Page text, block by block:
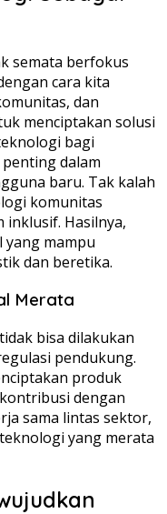
semata berfokus
cara kita
dan
menciptakan solusi
bagi
dalam
baru. Tak kalah
komunitas
inklusif. Hasilnya,
yang mampu
dan beretika.
Merata
bisa dilakukan
pendukung.
produk
dengan
sama lintas sektor,
yang merata